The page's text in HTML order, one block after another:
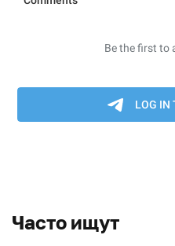
Часто ищут